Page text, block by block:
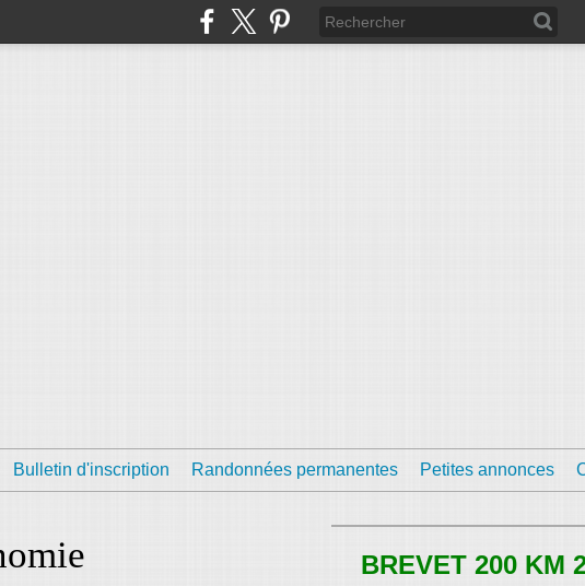
Bulletin d'inscription Randonnées permanentes Petites annonces
BREVET 200 KM